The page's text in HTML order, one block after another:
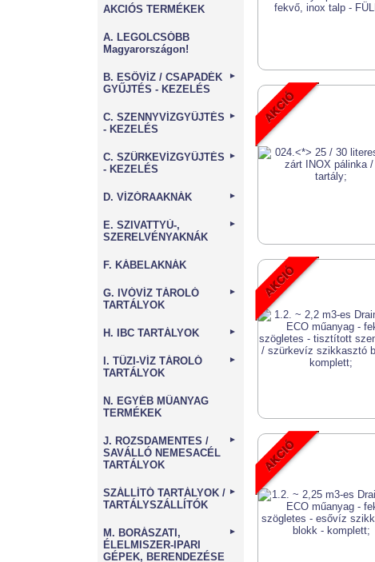
AKCIÓS TERMÉKEK
A. LEGOLCSÓBB
Magyarországon!
B. ESŐVÍZ / CSAPADÉK
GYŰJTÉS - KEZELÉS
►
C. SZENNYVÍZGYŰJTÉS
- KEZELÉS
►
C. SZÜRKEVÍZGYŰJTÉS
- KEZELÉS
►
D. VÍZÓRAAKNÁK ►
E. SZIVATTYÚ-,
SZERELVÉNYAKNÁK
►
F. KÁBELAKNÁK
G. IVÓVÍZ TÁROLÓ
TARTÁLYOK
►
H. IBC TARTÁLYOK ►
I. TŰZI-VÍZ TÁROLÓ
TARTÁLYOK
►
N. EGYÉB MŰANYAG
TERMÉKEK
J. ROZSDAMENTES /
SAVÁLLÓ NEMESACÉL
TARTÁLYOK
►
SZÁLLÍTÓ TARTÁLYOK /
TARTÁLYSZÁLLÍTÓK
►
M. BORÁSZATI,
ÉLELMISZER-IPARI
GÉPEK, BERENDEZÉSE
►